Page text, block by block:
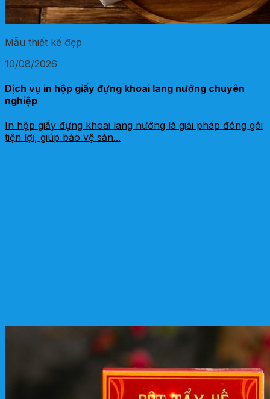
Mẫu thiết kế đẹp
10/08/2026
Dịch vụ in hộp giấy đựng khoai lang nướng chuyên
nghiệp
In hộp giấy đựng khoai lang nướng là giải pháp đóng gói
tiện lợi, giúp bảo vệ sản...